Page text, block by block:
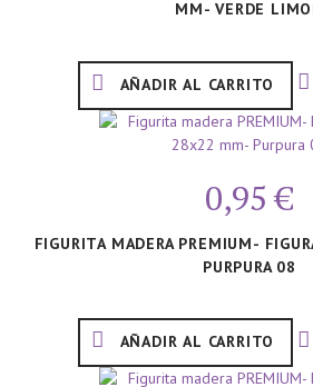
MM- VERDE
AÑADIR AL CARRITO
0,95 €
FIGURITA MADERA PREMIUM-
PURPURA 08
AÑADIR AL CARRITO